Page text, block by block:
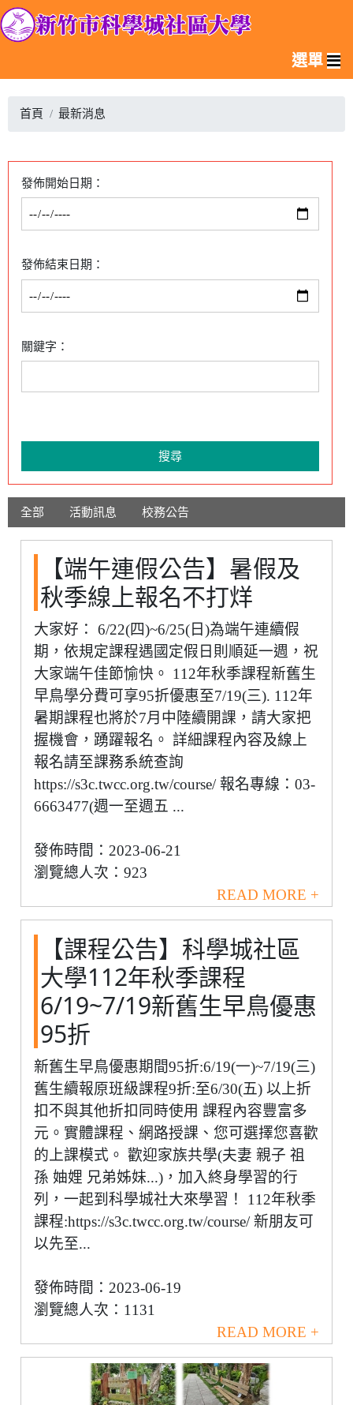
選單
首頁 最新消息
發佈開始日期：
發佈結束日期：
關鍵字：
搜尋
全部 活動訊息 校務公告
【端午連假公告】暑假及
秋季線上報名不打烊
大家好： 6/22(四)~6/25(日)為端午連續假
期，依規定課程遇國定假日則順延一週，祝
大家端午佳節愉快。 112年秋季課程新舊生
早鳥學分費可享95折優惠至7/19(三). 112年
暑期課程也將於7月中陸續開課，請大家把
握機會，踴躍報名。 詳細課程內容及線上
報名請至課務系統查詢
https://s3c.twcc.org.tw/course/ 報名專線：03-
6663477(週一至週五 ...
發佈時間：2023-06-21
瀏覽總人次：923
READ MORE +
【課程公告】科學城社區
大學112年秋季課程
6/19~7/19新舊生早鳥優惠
95折
新舊生早鳥優惠期間95折:6/19(一)~7/19(三)
舊生續報原班級課程9折:至6/30(五) 以上折
扣不與其他折扣同時使用 課程內容豐富多
元。實體課程、網路授課、您可選擇您喜歡
的上課模式。 歡迎家族共學(夫妻 親子 祖
孫 妯娌 兄弟姊妹...)，加入終身學習的行
列，一起到科學城社大來學習！ 112年秋季
課程:https://s3c.twcc.org.tw/course/ 新朋友可
以先至...
發佈時間：2023-06-19
瀏覽總人次：1131
READ MORE +